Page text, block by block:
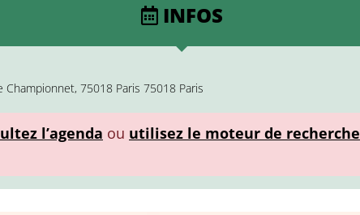
INFOS
75018 Paris 75018 Paris
l’agenda ou utilisez le moteur de recherche